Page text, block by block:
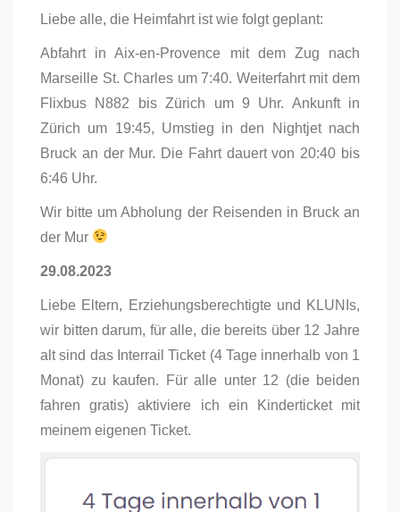
Liebe alle, die Heimfahrt ist wie folgt geplant:
Abfahrt in Aix-en-Provence mit dem Zug nach
Marseille St. Charles um 7:40. Weiterfahrt mit dem
Flixbus N882 bis Zürich um 9 Uhr. Ankunft in
Zürich um 19:45, Umstieg in den Nightjet nach
Bruck an der Mur. Die Fahrt dauert von 20:40 bis
6:46 Uhr.
Wir bitte um Abholung der Reisenden in Bruck an
der Mur
29.08.2023
Liebe Eltern, Erziehungsberechtigte und KLUNIs,
wir bitten darum, für alle, die bereits über 12 Jahre
alt sind das Interrail Ticket (4 Tage innerhalb von 1
Monat) zu kaufen. Für alle unter 12 (die beiden
fahren gratis) aktiviere ich ein Kinderticket mit
meinem eigenen Ticket.